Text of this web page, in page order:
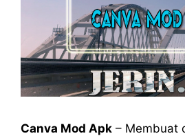
Canva Mod Apk – Membuat